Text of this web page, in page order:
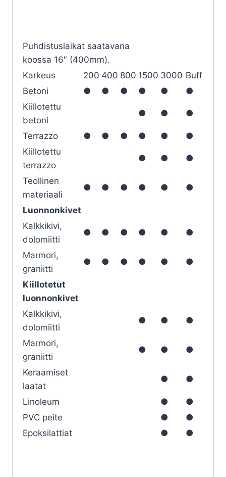
Puhdistuslaikat saatavana
koossa 16″ (400mm).
Karkeus
200 400 800 1500 3000 Buff
Betoni
● ● ● ● ●
●
Kiillotettu
betoni
● ● ●
Terrazzo ● ● ● ● ●
●
Kiillotettu
terrazzo
● ● ●
Teollinen
materiaali
● ● ● ● ● ●
Luonnonkivet
Kalkkikivi,
dolomiitti
● ● ● ● ● ●
Marmori,
graniitti
● ● ● ● ● ●
Kiillotetut
luonnonkivet
Kalkkikivi,
dolomiitti
● ● ●
Marmori,
graniitti
● ● ●
Keraamiset
laatat
● ●
Linoleum ●
●
PVC peite
●
●
Epoksilattiat
● ●